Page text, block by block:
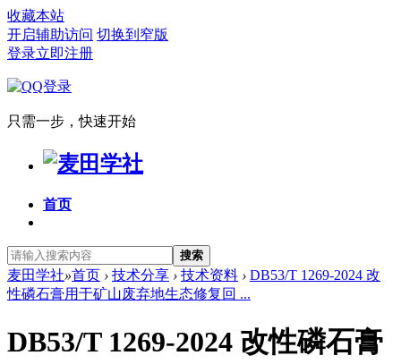
收藏本站
开启辅助访问 切换到窄版
登录立即注册
只需一步，快速开始
首页
搜索
麦田学社»首页 › 技术分享 › 技术资料 › DB53/T 1269-2024 改
性磷石膏用于矿山废弃地生态修复回 ...
DB53/T 1269-2024 改性磷石膏